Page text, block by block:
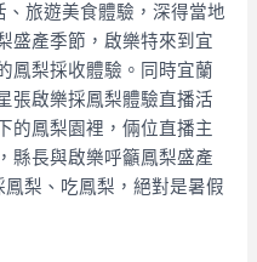
旅遊美食體驗，深得當地
盛產季節，啟樂特來到宜
鳳梨採收體驗。同時宜蘭
張啟樂採鳳梨體驗直播活
的鳳梨園裡，倆位直播主
縣長與啟樂呼籲鳳梨盛產
梨、吃鳳梨，絕對是暑假